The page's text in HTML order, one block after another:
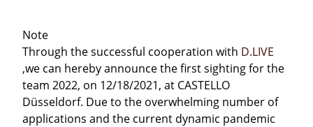
Note
Through the successful cooperation with D.LIVE
,we can hereby announce the first sighting for the
team 2022, on 12/18/2021, at CASTELLO
Düsseldorf. Due to the overwhelming number of
applications and the current dynamic pandemic